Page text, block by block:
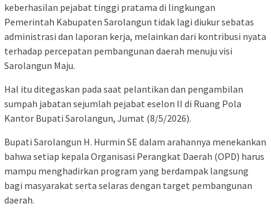
keberhasilan pejabat tinggi pratama di lingkungan
Pemerintah Kabupaten Sarolangun tidak lagi diukur sebatas
administrasi dan laporan kerja, melainkan dari kontribusi nyata
terhadap percepatan pembangunan daerah menuju visi
Sarolangun Maju.
Hal itu ditegaskan pada saat pelantikan dan pengambilan
sumpah jabatan sejumlah pejabat eselon II di Ruang Pola
Kantor Bupati Sarolangun, Jumat (8/5/2026).
Bupati Sarolangun H. Hurmin SE dalam arahannya menekankan
bahwa setiap kepala Organisasi Perangkat Daerah (OPD) harus
mampu menghadirkan program yang berdampak langsung
bagi masyarakat serta selaras dengan target pembangunan
daerah.